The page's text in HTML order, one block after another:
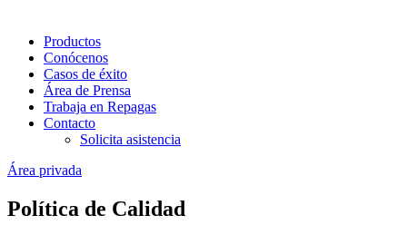
Productos
Conócenos
Casos de éxito
Área de Prensa
Trabaja en Repagas
Contacto
Solicita asistencia
Área privada
Política de Calidad